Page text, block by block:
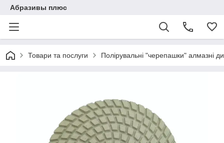
Абразивы плюс
Товари та послуги Полірувальні "черепашки" алмазні